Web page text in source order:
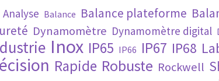
Analyse Balance Balance plateforme
Dynamomètre Dynamomètre digital
Inox IP65 IP66 IP67 IP68
Rapide Robuste Rockwell